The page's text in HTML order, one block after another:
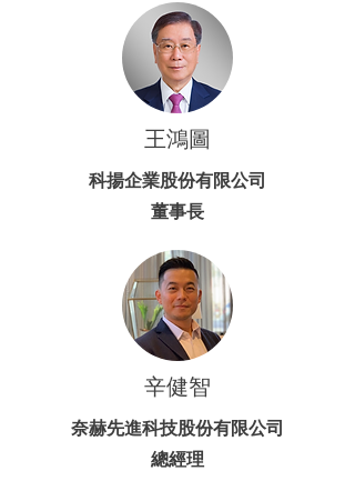
王鴻圖
科揚企業股份有限公司
董事長
辛健智
奈赫先進科技股份有限公司
總經理